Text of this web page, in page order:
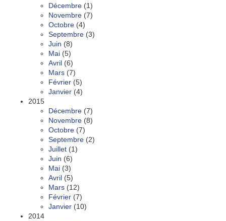
Décembre (1)
Novembre (7)
Octobre (4)
Septembre (3)
Juin (8)
Mai (5)
Avril (6)
Mars (7)
Février (5)
Janvier (4)
2015
Décembre (7)
Novembre (8)
Octobre (7)
Septembre (2)
Juillet (1)
Juin (6)
Mai (3)
Avril (5)
Mars (12)
Février (7)
Janvier (10)
2014